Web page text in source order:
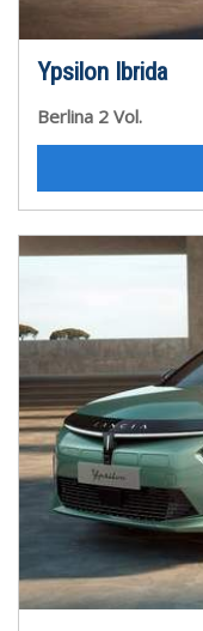
Ypsilon Ibrida
Berlina 2 Vol.